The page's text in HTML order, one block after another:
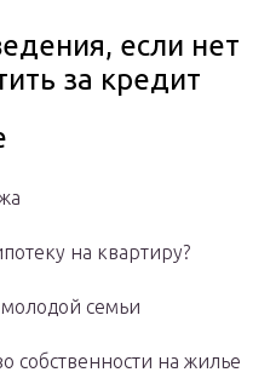
если нет
за кредит
на квартиру?
семьи
собственности на жилье